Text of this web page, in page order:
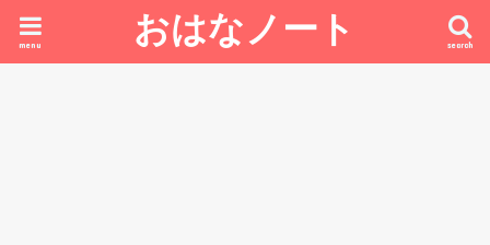
おはなノート search
menu